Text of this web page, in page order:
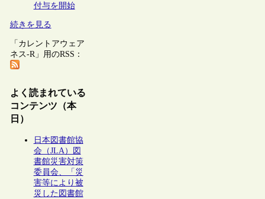
付与を開始
続きを見る
「カレントアウェア
ネス-R」用のRSS：
よく読まれている
コンテンツ（本
日）
日本図書館協
会（JLA）図
書館災害対策
委員会、「災
害等により被
災した図書館